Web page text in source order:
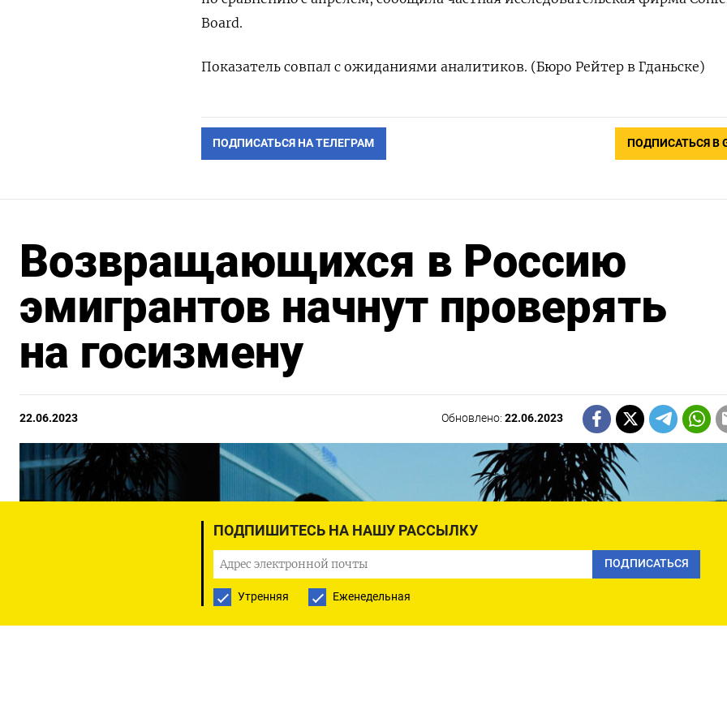
ПОДПИШИТЕСЬ НА НАШУ РАССЫЛКУ
ПОДПИСАТЬСЯ
Утренняя Еженедельная
Board.
Показатель совпал с ожиданиями аналитиков. (Бюро Рейтер в Гданьске)
ПОДПИСАТЬСЯ НА ТЕЛЕГРАМ ПОДПИСАТЬСЯ В
Возвращающихся в Россию
эмигрантов начнут проверять
на госизмену
22.06.2023 Обновлено:22.06.2023